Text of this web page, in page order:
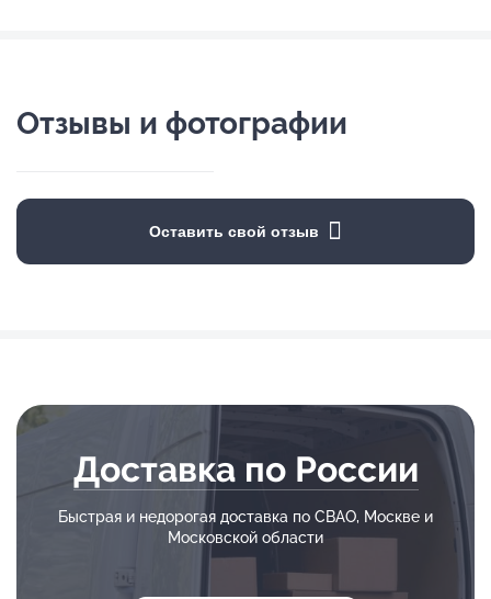
Отзывы и фотографии
Оставить свой отзыв
Доставка по России
Быстрая и недорогая доставка по СВАО, Москве и
Московской области